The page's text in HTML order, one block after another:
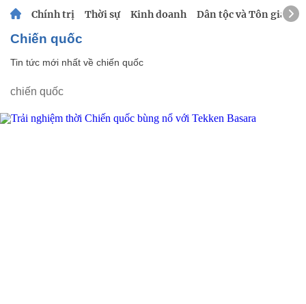
Chính trị Thời sự Kinh doanh Dân tộc và Tôn giáo
chiến quốc
Tin tức mới nhất về chiến quốc
chiến quốc